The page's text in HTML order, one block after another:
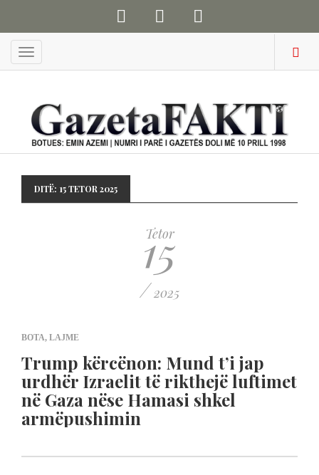
Menu
DITË: 15 TETOR 2025
Tetor
15
/ 2025
BOTA, LAJME
Trump kërcënon: Mund t’i jap
urdhër Izraelit të rikthejë luftimet
në Gaza nëse Hamasi shkel
armëpushimin